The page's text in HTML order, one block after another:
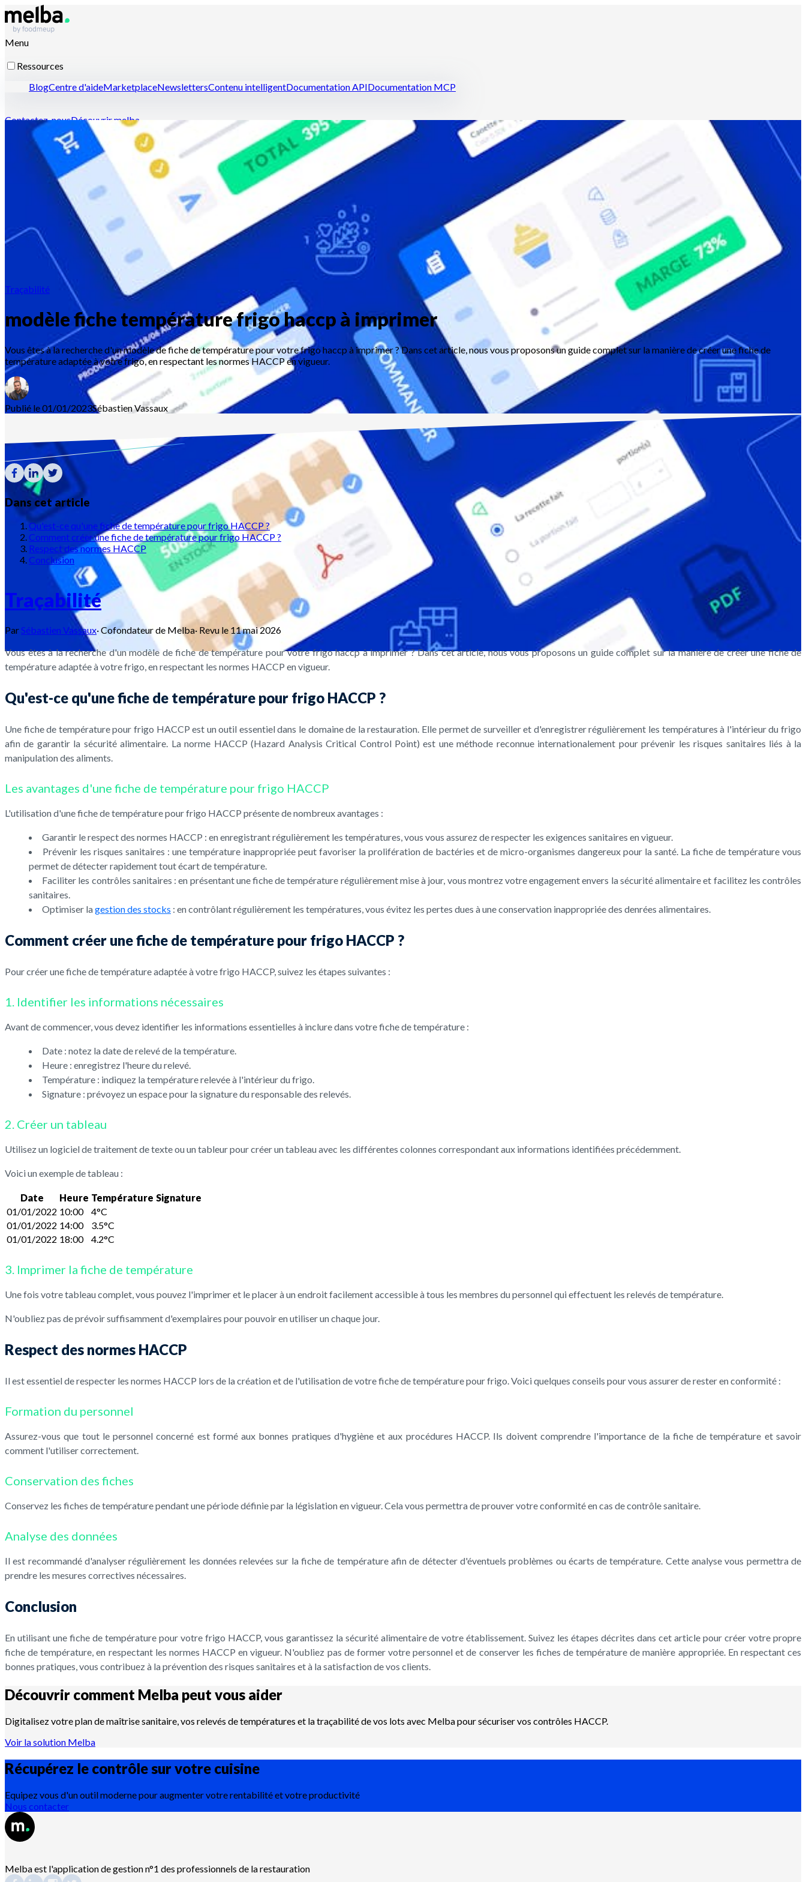
Menu
Ressources
BlogCentre d'aideMarketplaceNewslettersContenu intelligentDocumentation APIDocumentation MCP
Contactez-nousDécouvrir melba
Traçabilité
modèle fiche température frigo haccp à imprimer
Vous êtes à la recherche d'un modèle de fiche de température pour votre frigo haccp à imprimer ? Dans cet article, nous vous proposons un guide complet sur la manière de créer une fiche de
température adaptée à votre frigo, en respectant les normes HACCP en vigueur.
Publié le 01/01/2023SébastienVassaux
Dans cet article
Qu'est-ce qu'une fiche de température pour frigo HACCP ?
Comment créer une fiche de température pour frigo HACCP ?
Respect des normes HACCP
Conclusion
Traçabilité
ParSébastien Vassaux·Cofondateur de Melba· Revu le 11 mai 2026
Vous êtes à la recherche d'un modèle de fiche de température pour votre frigo haccp à imprimer ? Dans cet article, nous vous proposons un guide complet sur la manière de créer une fiche de
température adaptée à votre frigo, en respectant les normes HACCP en vigueur.
Qu'est-ce qu'une fiche de température pour frigo HACCP ?
Une fiche de température pour frigo HACCP est un outil essentiel dans le domaine de la restauration. Elle permet de surveiller et d'enregistrer régulièrement les températures à l'intérieur du frigo
afin de garantir la sécurité alimentaire. La norme HACCP (Hazard Analysis Critical Control Point) est une méthode reconnue internationalement pour prévenir les risques sanitaires liés à la
manipulation des aliments.
Les avantages d'une fiche de température pour frigo HACCP
L'utilisation d'une fiche de température pour frigo HACCP présente de nombreux avantages :
Garantir le respect des normes HACCP : en enregistrant régulièrement les températures, vous vous assurez de respecter les exigences sanitaires en vigueur.
Prévenir les risques sanitaires : une température inappropriée peut favoriser la prolifération de bactéries et de micro-organismes dangereux pour la santé. La fiche de température vous
permet de détecter rapidement tout écart de température.
Faciliter les contrôles sanitaires : en présentant une fiche de température régulièrement mise à jour, vous montrez votre engagement envers la sécurité alimentaire et facilitez les contrôles
sanitaires.
Optimiser lagestion des stocks : en contrôlant régulièrement les températures, vous évitez les pertes dues à une conservation inappropriée des denrées alimentaires.
Comment créer une fiche de température pour frigo HACCP ?
Pour créer une fiche de température adaptée à votre frigo HACCP, suivez les étapes suivantes :
1. Identifier les informations nécessaires
Avant de commencer, vous devez identifier les informations essentielles à inclure dans votre fiche de température :
Date : notez la date de relevé de la température.
Heure : enregistrez l'heure du relevé.
Température : indiquez la température relevée à l'intérieur du frigo.
Signature : prévoyez un espace pour la signature du responsable des relevés.
2. Créer un tableau
Utilisez un logiciel de traitement de texte ou un tableur pour créer un tableau avec les différentes colonnes correspondant aux informations identifiées précédemment.
Voici un exemple de tableau :
Date Heure Température Signature
01/01/2022 10:00
4°C
01/01/2022 14:00
3.5°C
01/01/2022 18:00 4.2°C
3. Imprimer la fiche de température
Une fois votre tableau complet, vous pouvez l'imprimer et le placer à un endroit facilement accessible à tous les membres du personnel qui effectuent les relevés de température.
N'oubliez pas de prévoir suffisamment d'exemplaires pour pouvoir en utiliser un chaque jour.
Respect des normes HACCP
Il est essentiel de respecter les normes HACCP lors de la création et de l'utilisation de votre fiche de température pour frigo. Voici quelques conseils pour vous assurer de rester en conformité :
Formation du personnel
Assurez-vous que tout le personnel concerné est formé aux bonnes pratiques d'hygiène et aux procédures HACCP. Ils doivent comprendre l'importance de la fiche de température et savoir
comment l'utiliser correctement.
Conservation des fiches
Conservez les fiches de température pendant une période définie par la législation en vigueur. Cela vous permettra de prouver votre conformité en cas de contrôle sanitaire.
Analyse des données
Il est recommandé d'analyser régulièrement les données relevées sur la fiche de température afin de détecter d'éventuels problèmes ou écarts de température. Cette analyse vous permettra de
prendre les mesures correctives nécessaires.
Conclusion
En utilisant une fiche de température pour votre frigo HACCP, vous garantissez la sécurité alimentaire de votre établissement. Suivez les étapes décrites dans cet article pour créer votre propre
fiche de température, en respectant les normes HACCP en vigueur. N'oubliez pas de former votre personnel et de conserver les fiches de température de manière appropriée. En respectant ces
bonnes pratiques, vous contribuez à la prévention des risques sanitaires et à la satisfaction de vos clients.
Découvrir comment Melba peut vous aider
Digitalisez votre plan de maîtrise sanitaire, vos relevés de températures et la traçabilité de vos lots avec Melba pour sécuriser vos contrôles HACCP.
Voir la solution Melba
Récupérez le contrôle sur votre cuisine
Equipez vous d'un outil moderne pour augmenter votre rentabilité et votre productivité
Nous contacter
Melba est l'application de gestion n°1 des professionnels de la restauration